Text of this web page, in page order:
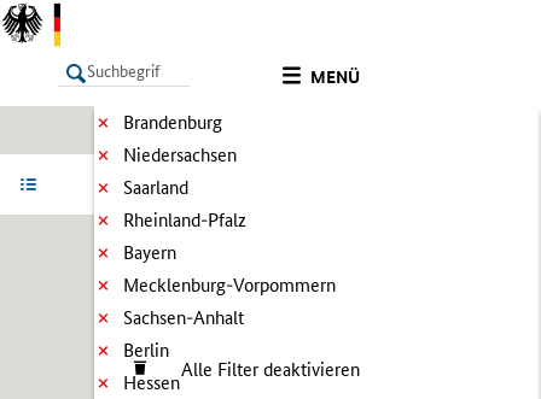
MENÜ
LISTE
Brandenburg
Niedersachsen
Saarland
Rheinland-Pfalz
Bayern
Mecklenburg-Vorpommern
Sachsen-Anhalt
Berlin
Hessen
Alle Filter deaktivieren